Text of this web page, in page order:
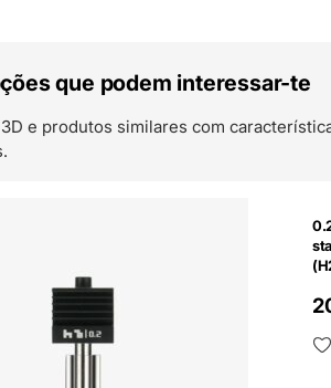
que podem interessar-te
e produtos similares com